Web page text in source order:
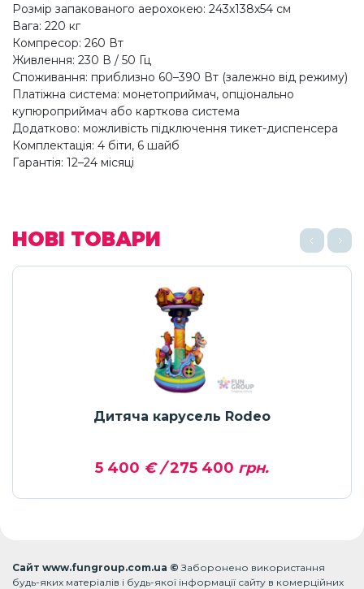
Розмір запакованого аерохокею: 243x138x54 см
Вага: 220 кг
Компресор: 260 Вт
Живлення: 230 В / 50 Гц
Споживання: приблизно 60–390 Вт (залежно від режиму)
Платіжна система: монетоприймач, опціонально
купюроприймач або карткова система
Додатково: можливість підключення тикет-диспенсера
Комплектація: 4 біти, 6 шайб
Гарантія: 12–24 місяці
НОВІ ТОВАРИ
Дитяча карусель Rodeo
5 400 € /275 400 грн.
Сайт www.fungroup.com.ua ©Заборонено використання
будь-яких матеріалів і будь-якої інформації сайту в комерційних